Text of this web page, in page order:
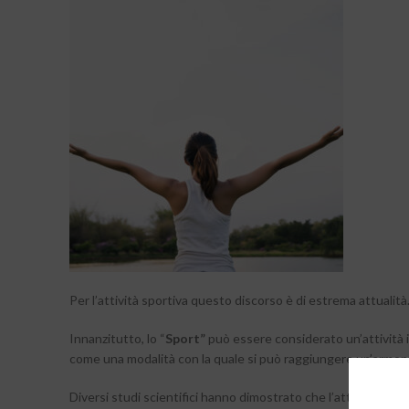
Per l’attività sportiva questo discorso è di estrema attualità.
Innanzitutto, lo “Sport” può essere considerato
come una modalità con la quale si può raggiungere
Diversi studi scientifici hanno dimostrato che l’attività